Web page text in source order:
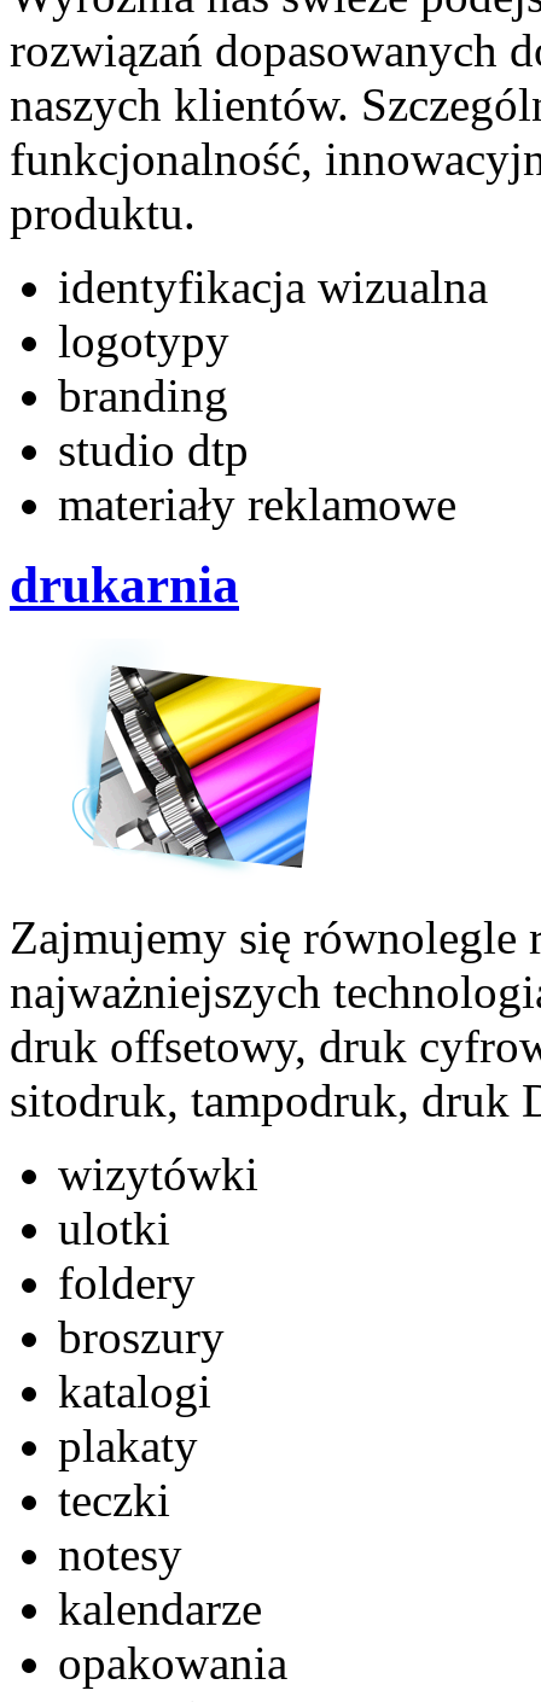
rozwiązań dopasowanych
naszych klientów.
funkcjonalność,
produktu.
identyfikacja wizualna
logotypy
branding
studio dtp
materiały reklamowe
drukarnia
Zajmujemy się równolegle
najważniejszych
druk offsetowy, druk
sitodruk, tampodruk, druk
wizytówki
ulotki
foldery
broszury
katalogi
plakaty
teczki
notesy
kalendarze
opakowania